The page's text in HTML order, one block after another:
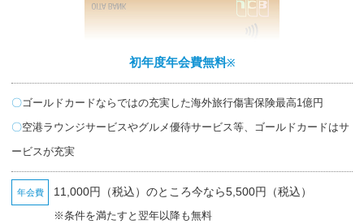
初年度年会費無料※
ゴールドカードならではの充実した海外旅行傷害保険最高1億円
空港ラウンジサービスやグルメ優待サービス等、ゴールドカードはサ
ービスが充実
年会費 11,000円（税込）のところ今なら5,500円（税込）
※条件を満たすと翌年以降も無料